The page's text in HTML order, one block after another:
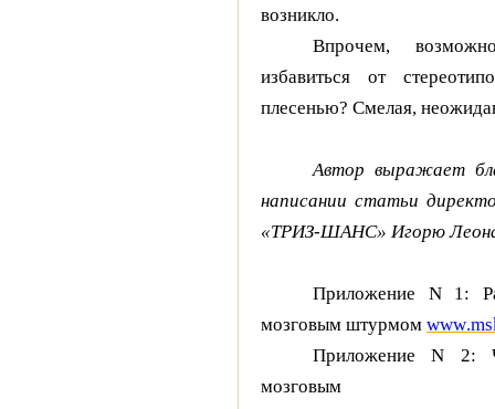
возникло.
Впрочем,
избавиться от
плесенью? Смелая,
Автор выражает
написании статьи
«ТРИЗ-ШАНС» Игорю
Приложение N 1:
мозговым штурмом www.
Приложение N 2:
мозговым